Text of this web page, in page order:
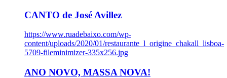
CANTO de José Avillez
https://www.ruadebaixo.com/wp-
content/uploads/2020/01/restaurante_l_origine_chakall_lisboa-
5709-fileminimizer-335x256.jpg
ANO NOVO, MASSA NOVA!